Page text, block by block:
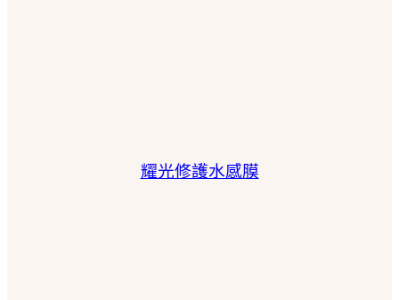
耀光修護水感膜